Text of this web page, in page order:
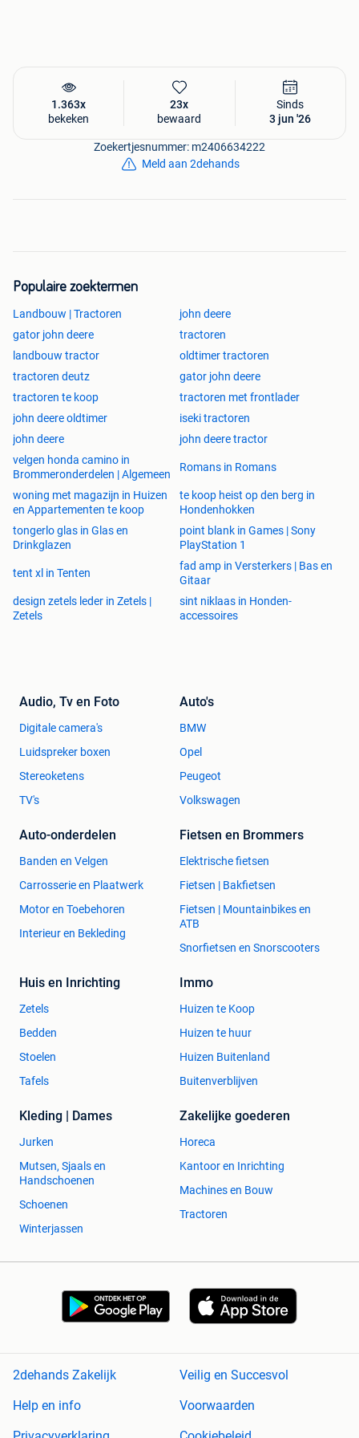
1.363x
bekeken
23x
bewaard
Sinds
3 jun '26
Zoekertjesnummer: m2406634222
Meld aan 2dehands
Populaire zoektermen
Landbouw | Tractoren
john deere
gator john deere
tractoren
landbouw tractor
oldtimer tractoren
tractoren deutz
gator john deere
tractoren te koop
tractoren met frontlader
john deere oldtimer
iseki tractoren
john deere
john deere tractor
velgen honda camino in
Brommeronderdelen | Algemeen
Romans in Romans
woning met magazijn in Huizen
en Appartementen te koop
te koop heist op den berg in
Hondenhokken
tongerlo glas in Glas en
Drinkglazen
point blank in Games | Sony
PlayStation 1
tent xl in Tenten
fad amp in Versterkers | Bas en
Gitaar
design zetels leder in Zetels |
Zetels
sint niklaas in Honden-
accessoires
Audio, Tv en Foto
Digitale camera's
Luidspreker boxen
Stereoketens
TV's
Auto's
BMW
Opel
Peugeot
Volkswagen
Auto-onderdelen
Banden en Velgen
Carrosserie en Plaatwerk
Motor en Toebehoren
Interieur en Bekleding
Fietsen en Brommers
Elektrische fietsen
Fietsen | Bakfietsen
Fietsen | Mountainbikes en
ATB
Snorfietsen en Snorscooters
Huis en Inrichting
Zetels
Bedden
Stoelen
Tafels
Immo
Huizen te Koop
Huizen te huur
Huizen Buitenland
Buitenverblijven
Kleding | Dames
Jurken
Mutsen, Sjaals en
Handschoenen
Schoenen
Winterjassen
Zakelijke goederen
Horeca
Kantoor en Inrichting
Machines en Bouw
Tractoren
2dehands Zakelijk
Veilig en Succesvol
Help en info
Voorwaarden